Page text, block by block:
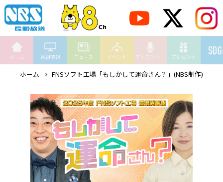
ホーム 番組情報 ニュース イベント アナウンサー プレゼント
ホーム FNSソフト工場「もしかして運命さん？」(NBS制作)